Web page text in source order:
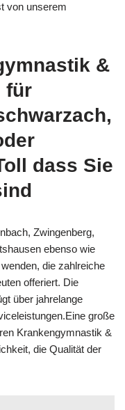
von unserem
&
für
dass Sie
Zwingenberg,
ebenso wie
die zahlreiche
offeriert. Die
über jahrelange
große
Krankengymnastik &
die Qualität der